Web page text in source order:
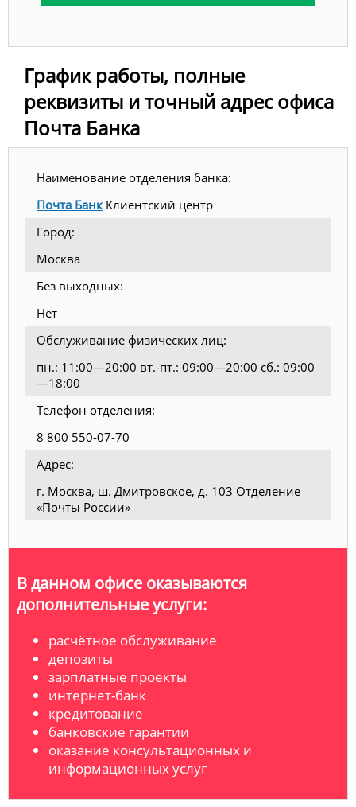
График работы, полные
реквизиты и точный адрес офиса
Почта Банка
Наименование отделения банка:
Почта БанкКлиентский центр
Город:
Москва
Без выходных:
Нет
Обслуживание физических лиц:
пн.: 11:00—20:00 вт.-пт.: 09:00—20:00 сб.: 09:00
—18:00
Телефон отделения:
8 800 550-07-70
Адрес:
г. Москва, ш. Дмитровское, д. 103 Отделение
«Почты России»
В данном офисе оказываются
дополнительные услуги:
расчётное обслуживание
депозиты
зарплатные проекты
интернет-банк
кредитование
банковские гарантии
оказание консультационных и
информационных услуг